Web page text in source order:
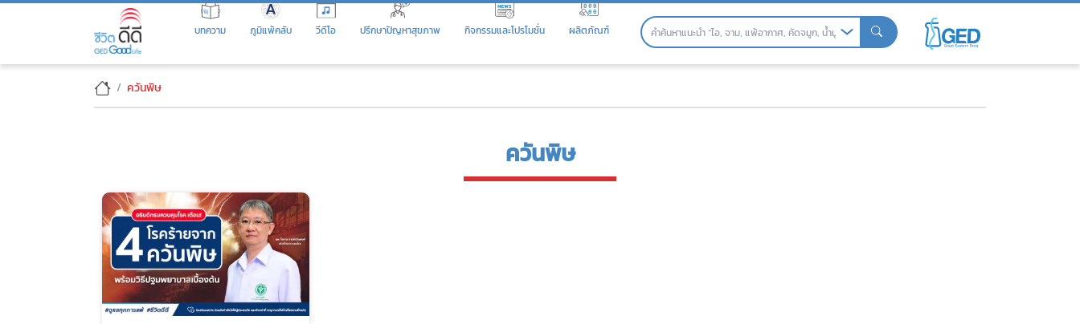
Skip
บทความ ภูมิแพ้คลับ วีดีโอ ปรึกษาปัญหาสุขภาพ กิจกรรมและโปรโมชั่น ผลิตภัณฑ์
ควันพิษ
ควันพิษ